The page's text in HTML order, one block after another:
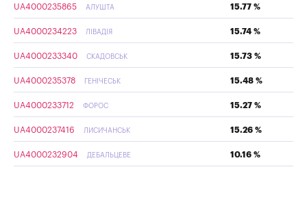
UA4000235865 АЛУШТА 15.77 %
UA4000234223 ЛІВАДІЯ 15.74 %
UA4000233340 СКАДОВСЬК 15.73 %
UA4000235378 ГЕНІЧЕСЬК 15.48 %
UA4000233712 ФОРОС 15.27 %
UA4000237416 ЛИСИЧАНСЬК 15.26 %
UA4000232904 ДЕБАЛЬЦЕВЕ 10.16 %